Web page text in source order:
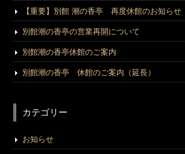
【重要】別館 潮の香亭 再度休館のお知らせ
別館潮の香亭の営業再開について
別館潮の香亭休館のご案内
別館潮の香亭 休館のご案内（延長）
カテゴリー
お知らせ